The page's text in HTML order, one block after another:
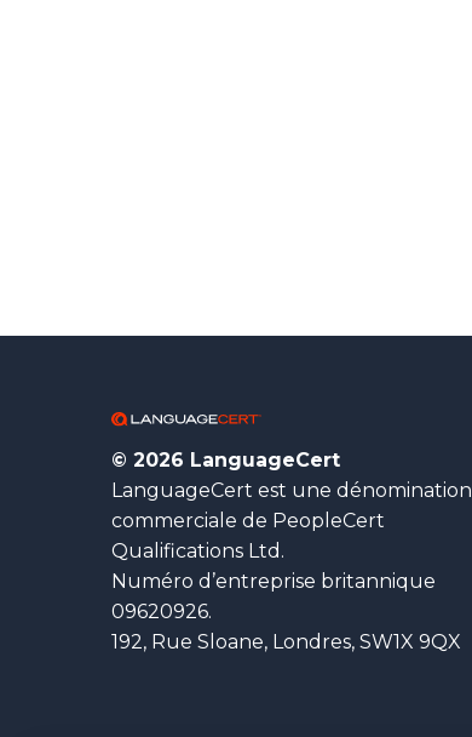
© 2026 LanguageCert
LanguageCert est une dénomination
commerciale de PeopleCert
Qualifications Ltd.
Numéro d’entreprise britannique
09620926.
192, Rue Sloane, Londres, SW1X 9QX